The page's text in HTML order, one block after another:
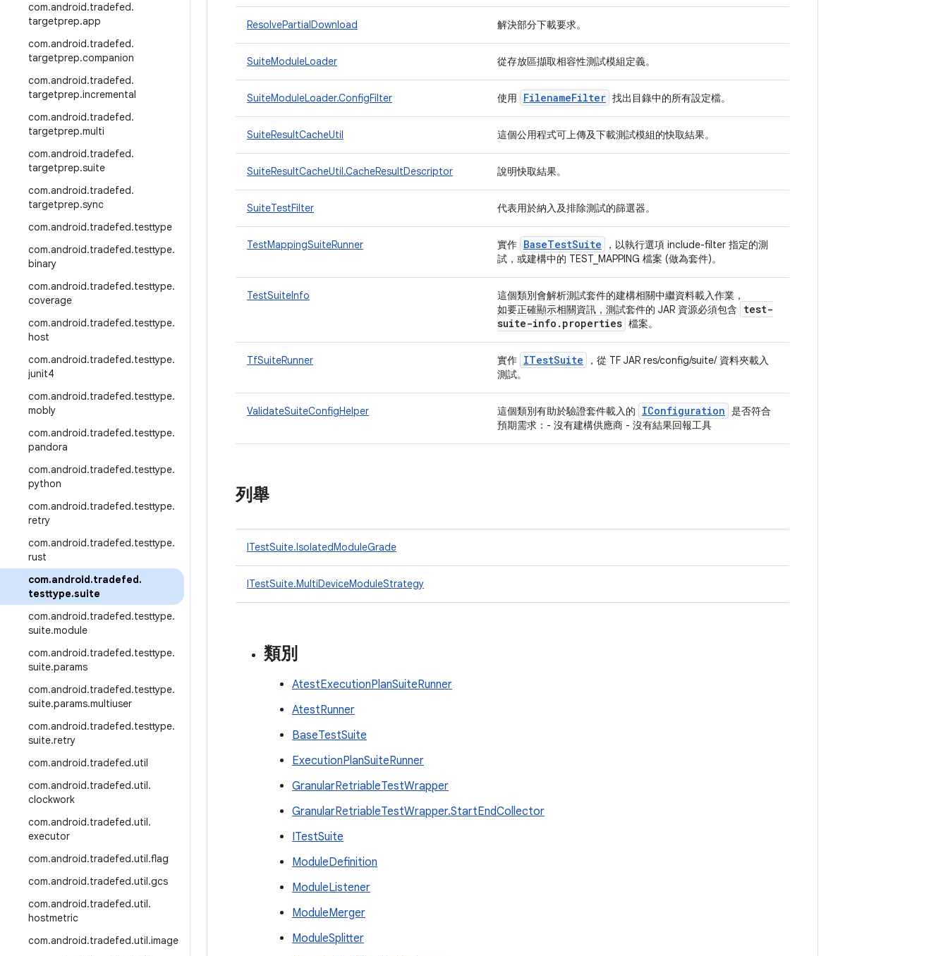
com.android.tradefed.
targetprep.app
com.android.tradefed.
targetprep.companion
com.android.tradefed.
targetprep.incremental
com.android.tradefed.
targetprep.multi
com.android.tradefed.
targetprep.suite
com.android.tradefed.
targetprep.sync
com.android.tradefed.testtype
com.android.tradefed.testtype.
binary
com.android.tradefed.testtype.
coverage
com.android.tradefed.testtype.
host
com.android.tradefed.testtype.
junit4
com.android.tradefed.testtype.
mobly
com.android.tradefed.testtype.
pandora
com.android.tradefed.testtype.
python
com.android.tradefed.testtype.
retry
com.android.tradefed.testtype.
rust
com.android.tradefed.
testtype.suite
com.android.tradefed.testtype.
suite.module
com.android.tradefed.testtype.
suite.params
com.android.tradefed.testtype.
suite.params.multiuser
com.android.tradefed.testtype.
suite.retry
com.android.tradefed.util
com.android.tradefed.util.
clockwork
com.android.tradefed.util.
executor
com.android.tradefed.util.flag
com.android.tradefed.util.gcs
com.android.tradefed.util.
hostmetric
com.android.tradefed.util.image
ResolvePartialDownload 解決部分下載要求。
SuiteModuleLoader 從存放區擷取相容性測試模組定義。
SuiteModuleLoader.ConfigFilter 使用 FilenameFilter 找出目錄中的所有設定檔。
SuiteResultCacheUtil 這個公用程式可上傳及下載測試模組的快取結果。
SuiteResultCacheUtil.CacheResultDescriptor 說明快取結果。
SuiteTestFilter 代表用於納入及排除測試的篩選器。
TestMappingSuiteRunner 實作 BaseTestSuite
，以執行選項 include-filter 指定的測
試，或建構中的 TEST_MAPPING 檔案 (做為套件)。
TestSuiteInfo
這個類別會解析測試套件的建構相關中繼資料載入作業，
如要正確顯示相關資訊，測試套件的 JAR 資源必須包含
test-
suite-info.properties 檔案。
TfSuiteRunner 實作 ITestSuite
，從 TF JAR res/config/suite/ 資料夾載入
測試。
ValidateSuiteConfigHelper 這個類別有助於驗證套件載入的 IConfiguration 是否符合
預期需求：- 沒有建構供應商 - 沒有結果回報工具
列舉
ITestSuite.IsolatedModuleGrade
ITestSuite.MultiDeviceModuleStrategy
類別
AtestExecutionPlanSuiteRunner
AtestRunner
BaseTestSuite
ExecutionPlanSuiteRunner
GranularRetriableTestWrapper
GranularRetriableTestWrapper.StartEndCollector
ITestSuite
ModuleDefinition
ModuleListener
ModuleMerger
ModuleSplitter